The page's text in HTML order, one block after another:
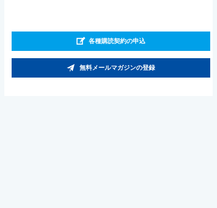
各種購読契約の申込
無料メールマガジンの登録